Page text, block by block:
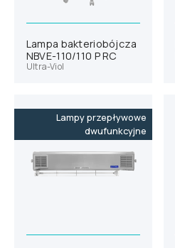
Lampa bakteriobójcza
NBVE-110/110 P RC
Ultra-Viol
Lampy przepływowe
dwufunkcyjne